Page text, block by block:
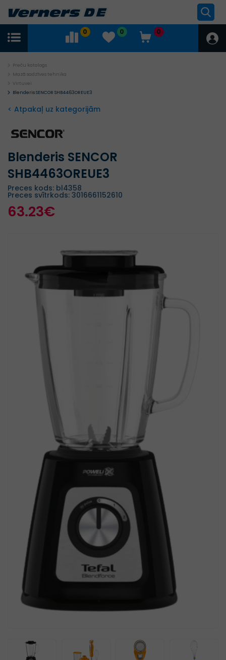
0 0 0
Preču katalogs
Mazā sadzīves tehnika
Virtuvei
Blenderis SENCOR SHB4463OREUE3
< Atpakaļ uz kategorijām
Blenderis SENCOR
SHB4463OREUE3
Preces kods: bl4358
Preces svītrkods: 3016661152610
63.23€